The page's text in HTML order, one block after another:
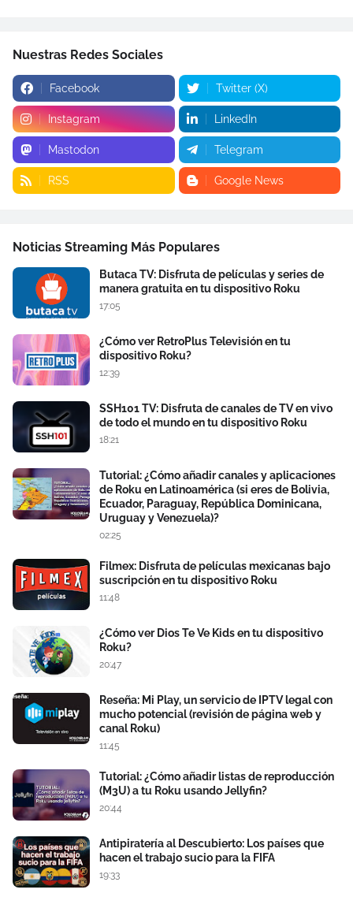
Nuestras Redes Sociales
Facebook Twitter (X)
Instagram LinkedIn
Mastodon Telegram
RSS Google News
Noticias Streaming Más Populares
Butaca TV: Disfruta de películas y series de
manera gratuita en tu dispositivo Roku
17:05
¿Cómo ver RetroPlus Televisión en tu
dispositivo Roku?
12:39
SSH101 TV: Disfruta de canales de TV en vivo
de todo el mundo en tu dispositivo Roku
18:21
Tutorial: ¿Cómo añadir canales y aplicaciones
de Roku en Latinoamérica (si eres de Bolivia,
Ecuador, Paraguay, República Dominicana,
Uruguay y Venezuela)?
02:25
Filmex: Disfruta de películas mexicanas bajo
suscripción en tu dispositivo Roku
11:48
¿Cómo ver Dios Te Ve Kids en tu dispositivo
Roku?
20:47
Reseña: Mi Play, un servicio de IPTV legal con
mucho potencial (revisión de página web y
canal Roku)
11:45
Tutorial: ¿Cómo añadir listas de reproducción
(M3U) a tu Roku usando Jellyfin?
20:44
Antipiratería al Descubierto: Los países que
hacen el trabajo sucio para la FIFA
19:33